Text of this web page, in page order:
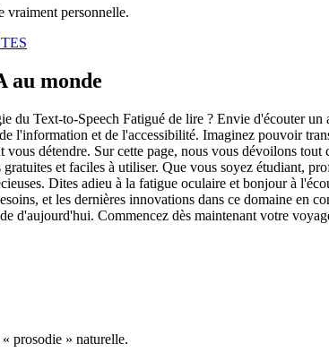
vraiment personnelle.
au monde
du Text-to-Speech Fatigué de lire ? Envie d'écouter
l'information et de l'accessibilité. Imaginez pouvoir
détendre. Sur cette page, nous vous dévoilons
et faciles à utiliser. Que vous soyez étudiant,
Dites adieu à la fatigue oculaire et bonjour à
et les dernières innovations dans ce domaine en
d'aujourd'hui. Commencez dès maintenant votre
prosodie » naturelle.